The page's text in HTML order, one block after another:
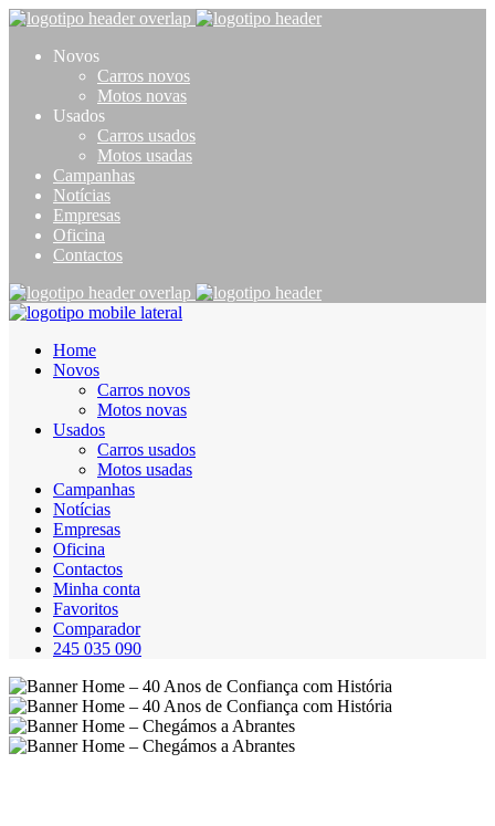
Novos
Carros novos
Motos novas
Usados
Carros usados
Motos usadas
Campanhas
Notícias
Empresas
Oficina
Contactos
Home
Novos
Carros novos
Motos novas
Usados
Carros usados
Motos usadas
Campanhas
Notícias
Empresas
Oficina
Contactos
Minha conta
Favoritos
Comparador
245 035 090